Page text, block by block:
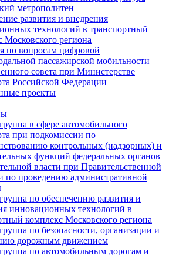
метрополитен
развития и внедрения
технологий в транспортный
Московского региона
по вопросам цифровой
пассажирской мобильности
совета при Министерстве
Российской Федерации
проекты
в сфере автомобильного
при подкомиссии по
контрольных (надзорных) и
функций федеральных органов
власти при Правительственной
по проведению административной
по обеспечению развития и
инновационных технологий в
комплекс Московского региона
по безопасности, организации и
дорожным движением
по автомобильным дорогам и